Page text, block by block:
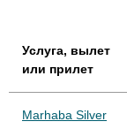
Услуга, вылет
или прилет
Marhaba Silver